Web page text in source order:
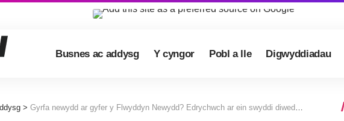
Busnes ac addysg Y cyngor Pobl a lle Digwyddiadau
> Gyrfa newydd ar gyfer y Flwyddyn Newydd? Edrychwch ar ein swyddi diweddaraf…